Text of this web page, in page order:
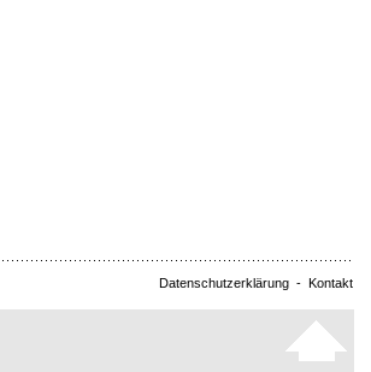
Datenschutzerklärung - Kontakt